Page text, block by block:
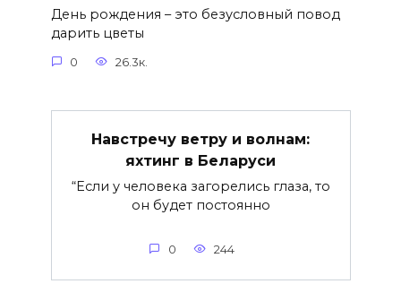
День рождения – это безусловный повод
дарить цветы
0 26.3к.
Навстречу ветру и волнам:
яхтинг в Беларуси
“Если у человека загорелись глаза, то
он будет постоянно
0 244